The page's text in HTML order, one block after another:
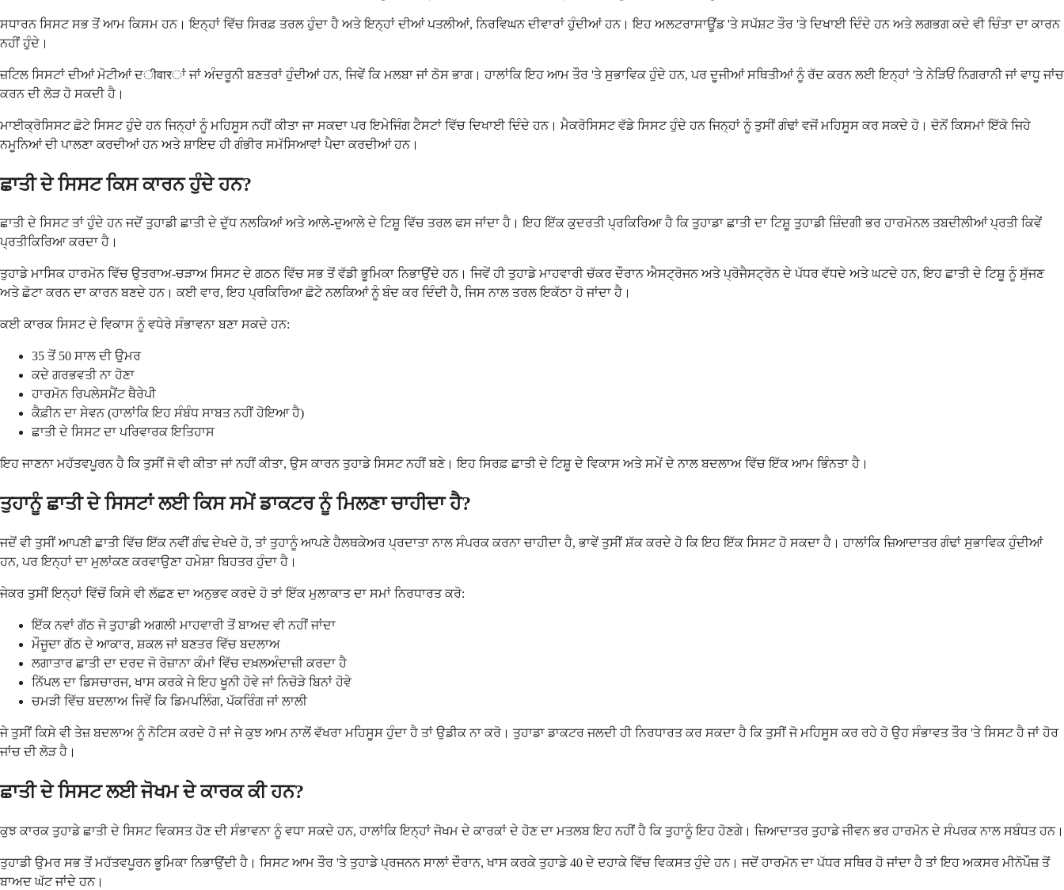
ਸਧਾਰਨ ਸਿਸਟ ਸਭ ਤੋਂ ਆਮ ਕਿਸਮ ਹਨ। ਇਨ੍ਹਾਂ ਵਿੱਚ ਸਿਰਫ਼ ਤਰਲ ਹੁੰਦਾ ਹੈ ਅਤੇ ਇਨ੍ਹਾਂ ਦੀਆਂ ਪਤਲੀਆਂ, ਨਿਰਵਿਘਨ ਦੀਵਾਰਾਂ ਹੁੰਦੀਆਂ ਹਨ। ਇਹ ਅਲਟਰਾਸਾਊਂਡ 'ਤੇ ਸਪੱਸ਼ਟ ਤੌਰ 'ਤੇ ਦਿਖਾਈ ਦਿੰਦੇ ਹਨ ਅਤੇ ਲਗਭਗ ਕਦੇ ਵੀ ਚਿੰਤਾ ਦਾ ਕਾਰਨ
ਨਹੀਂ ਹੁੰਦੇ।
ਜ਼ਟਿਲ ਸਿਸਟਾਂ ਦੀਆਂ ਮੋਟੀਆਂ ਦीवारਾਂ ਜਾਂ ਅੰਦਰੂਨੀ ਬਣਤਰਾਂ ਹੁੰਦੀਆਂ ਹਨ, ਜਿਵੇਂ ਕਿ ਮਲਬਾ ਜਾਂ ਠੋਸ ਭਾਗ। ਹਾਲਾਂਕਿ ਇਹ ਆਮ ਤੌਰ 'ਤੇ ਸੁਭਾਵਿਕ ਹੁੰਦੇ ਹਨ, ਪਰ ਦੂਜੀਆਂ ਸਥਿਤੀਆਂ ਨੂੰ ਰੱਦ ਕਰਨ ਲਈ ਇਨ੍ਹਾਂ 'ਤੇ ਨੇੜਿਓਂ ਨਿਗਰਾਨੀ ਜਾਂ ਵਾਧੂ ਜਾਂਚ
ਕਰਨ ਦੀ ਲੋੜ ਹੋ ਸਕਦੀ ਹੈ।
ਮਾਈਕ੍ਰੋਸਿਸਟ ਛੋਟੇ ਸਿਸਟ ਹੁੰਦੇ ਹਨ ਜਿਨ੍ਹਾਂ ਨੂੰ ਮਹਿਸੂਸ ਨਹੀਂ ਕੀਤਾ ਜਾ ਸਕਦਾ ਪਰ ਇਮੇਜਿੰਗ ਟੈਸਟਾਂ ਵਿੱਚ ਦਿਖਾਈ ਦਿੰਦੇ ਹਨ। ਮੈਕਰੋਸਿਸਟ ਵੱਡੇ ਸਿਸਟ ਹੁੰਦੇ ਹਨ ਜਿਨ੍ਹਾਂ ਨੂੰ ਤੁਸੀਂ ਗੰਢਾਂ ਵਜੋਂ ਮਹਿਸੂਸ ਕਰ ਸਕਦੇ ਹੋ। ਦੋਨੋਂ ਕਿਸਮਾਂ ਇੱਕੋ ਜਿਹੇ
ਨਮੂਨਿਆਂ ਦੀ ਪਾਲਣਾ ਕਰਦੀਆਂ ਹਨ ਅਤੇ ਸ਼ਾਇਦ ਹੀ ਗੰਭੀਰ ਸਮੱਸਿਆਵਾਂ ਪੈਦਾ ਕਰਦੀਆਂ ਹਨ।
ਛਾਤੀ ਦੇ ਸਿਸਟ ਕਿਸ ਕਾਰਨ ਹੁੰਦੇ ਹਨ?
ਛਾਤੀ ਦੇ ਸਿਸਟ ਤਾਂ ਹੁੰਦੇ ਹਨ ਜਦੋਂ ਤੁਹਾਡੀ ਛਾਤੀ ਦੇ ਦੁੱਧ ਨਲਕਿਆਂ ਅਤੇ ਆਲੇ-ਦੁਆਲੇ ਦੇ ਟਿਸ਼ੂ ਵਿੱਚ ਤਰਲ ਫਸ ਜਾਂਦਾ ਹੈ। ਇਹ ਇੱਕ ਕੁਦਰਤੀ ਪ੍ਰਕਿਰਿਆ ਹੈ ਕਿ ਤੁਹਾਡਾ ਛਾਤੀ ਦਾ ਟਿਸ਼ੂ ਤੁਹਾਡੀ ਜ਼ਿੰਦਗੀ ਭਰ ਹਾਰਮੋਨਲ ਤਬਦੀਲੀਆਂ ਪ੍ਰਤੀ ਕਿਵੇਂ
ਪ੍ਰਤੀਕਿਰਿਆ ਕਰਦਾ ਹੈ।
ਤੁਹਾਡੇ ਮਾਸਿਕ ਹਾਰਮੋਨ ਵਿੱਚ ਉਤਰਾਅ-ਚੜਾਅ ਸਿਸਟ ਦੇ ਗਠਨ ਵਿੱਚ ਸਭ ਤੋਂ ਵੱਡੀ ਭੂਮਿਕਾ ਨਿਭਾਉਂਦੇ ਹਨ। ਜਿਵੇਂ ਹੀ ਤੁਹਾਡੇ ਮਾਹਵਾਰੀ ਚੱਕਰ ਦੌਰਾਨ ਐਸਟ੍ਰੋਜਨ ਅਤੇ ਪ੍ਰੋਜੈਸਟ੍ਰੋਨ ਦੇ ਪੱਧਰ ਵੱਧਦੇ ਅਤੇ ਘਟਦੇ ਹਨ, ਇਹ ਛਾਤੀ ਦੇ ਟਿਸ਼ੂ ਨੂੰ ਸੁੱਜਣ
ਅਤੇ ਛੋਟਾ ਕਰਨ ਦਾ ਕਾਰਨ ਬਣਦੇ ਹਨ। ਕਈ ਵਾਰ, ਇਹ ਪ੍ਰਕਿਰਿਆ ਛੋਟੇ ਨਲਕਿਆਂ ਨੂੰ ਬੰਦ ਕਰ ਦਿੰਦੀ ਹੈ, ਜਿਸ ਨਾਲ ਤਰਲ ਇਕੱਠਾ ਹੋ ਜਾਂਦਾ ਹੈ।
ਕਈ ਕਾਰਕ ਸਿਸਟ ਦੇ ਵਿਕਾਸ ਨੂੰ ਵਧੇਰੇ ਸੰਭਾਵਨਾ ਬਣਾ ਸਕਦੇ ਹਨ:
35 ਤੋਂ 50 ਸਾਲ ਦੀ ਉਮਰ
ਕਦੇ ਗਰਭਵਤੀ ਨਾ ਹੋਣਾ
ਹਾਰਮੋਨ ਰਿਪਲੇਸਮੈਂਟ ਥੈਰੇਪੀ
ਕੈਫ਼ੀਨ ਦਾ ਸੇਵਨ (ਹਾਲਾਂਕਿ ਇਹ ਸੰਬੰਧ ਸਾਬਤ ਨਹੀਂ ਹੋਇਆ ਹੈ)
ਛਾਤੀ ਦੇ ਸਿਸਟ ਦਾ ਪਰਿਵਾਰਕ ਇਤਿਹਾਸ
ਇਹ ਜਾਣਨਾ ਮਹੱਤਵਪੂਰਨ ਹੈ ਕਿ ਤੁਸੀਂ ਜੋ ਵੀ ਕੀਤਾ ਜਾਂ ਨਹੀਂ ਕੀਤਾ, ਉਸ ਕਾਰਨ ਤੁਹਾਡੇ ਸਿਸਟ ਨਹੀਂ ਬਣੇ। ਇਹ ਸਿਰਫ਼ ਛਾਤੀ ਦੇ ਟਿਸ਼ੂ ਦੇ ਵਿਕਾਸ ਅਤੇ ਸਮੇਂ ਦੇ ਨਾਲ ਬਦਲਾਅ ਵਿੱਚ ਇੱਕ ਆਮ ਭਿੰਨਤਾ ਹੈ।
ਤੁਹਾਨੂੰ ਛਾਤੀ ਦੇ ਸਿਸਟਾਂ ਲਈ ਕਿਸ ਸਮੇਂ ਡਾਕਟਰ ਨੂੰ ਮਿਲਣਾ ਚਾਹੀਦਾ ਹੈ?
ਜਦੋਂ ਵੀ ਤੁਸੀਂ ਆਪਣੀ ਛਾਤੀ ਵਿੱਚ ਇੱਕ ਨਵੀਂ ਗੰਢ ਦੇਖਦੇ ਹੋ, ਤਾਂ ਤੁਹਾਨੂੰ ਆਪਣੇ ਹੈਲਥਕੇਅਰ ਪ੍ਰਦਾਤਾ ਨਾਲ ਸੰਪਰਕ ਕਰਨਾ ਚਾਹੀਦਾ ਹੈ, ਭਾਵੇਂ ਤੁਸੀਂ ਸ਼ੱਕ ਕਰਦੇ ਹੋ ਕਿ ਇਹ ਇੱਕ ਸਿਸਟ ਹੋ ਸਕਦਾ ਹੈ। ਹਾਲਾਂਕਿ ਜ਼ਿਆਦਾਤਰ ਗੰਢਾਂ ਸੁਭਾਵਿਕ ਹੁੰਦੀਆਂ
ਹਨ, ਪਰ ਇਨ੍ਹਾਂ ਦਾ ਮੁਲਾਂਕਣ ਕਰਵਾਉਣਾ ਹਮੇਸ਼ਾ ਬਿਹਤਰ ਹੁੰਦਾ ਹੈ।
ਜੇਕਰ ਤੁਸੀਂ ਇਨ੍ਹਾਂ ਵਿੱਚੋਂ ਕਿਸੇ ਵੀ ਲੱਛਣ ਦਾ ਅਨੁਭਵ ਕਰਦੇ ਹੋ ਤਾਂ ਇੱਕ ਮੁਲਾਕਾਤ ਦਾ ਸਮਾਂ ਨਿਰਧਾਰਤ ਕਰੋ:
ਇੱਕ ਨਵਾਂ ਗੱਠ ਜੋ ਤੁਹਾਡੀ ਅਗਲੀ ਮਾਹਵਾਰੀ ਤੋਂ ਬਾਅਦ ਵੀ ਨਹੀਂ ਜਾਂਦਾ
ਮੌਜੂਦਾ ਗੱਠ ਦੇ ਆਕਾਰ, ਸ਼ਕਲ ਜਾਂ ਬਣਤਰ ਵਿੱਚ ਬਦਲਾਅ
ਲਗਾਤਾਰ ਛਾਤੀ ਦਾ ਦਰਦ ਜੋ ਰੋਜ਼ਾਨਾ ਕੰਮਾਂ ਵਿੱਚ ਦਖ਼ਲਅੰਦਾਜ਼ੀ ਕਰਦਾ ਹੈ
ਨਿੱਪਲ ਦਾ ਡਿਸਚਾਰਜ, ਖਾਸ ਕਰਕੇ ਜੇ ਇਹ ਖੂਨੀ ਹੋਵੇ ਜਾਂ ਨਿਚੋੜੇ ਬਿਨਾਂ ਹੋਵੇ
ਚਮੜੀ ਵਿੱਚ ਬਦਲਾਅ ਜਿਵੇਂ ਕਿ ਡਿਮਪਲਿੰਗ, ਪੱਕਰਿੰਗ ਜਾਂ ਲਾਲੀ
ਜੇ ਤੁਸੀਂ ਕਿਸੇ ਵੀ ਤੇਜ਼ ਬਦਲਾਅ ਨੂੰ ਨੋਟਿਸ ਕਰਦੇ ਹੋ ਜਾਂ ਜੇ ਕੁਝ ਆਮ ਨਾਲੋਂ ਵੱਖਰਾ ਮਹਿਸੂਸ ਹੁੰਦਾ ਹੈ ਤਾਂ ਉਡੀਕ ਨਾ ਕਰੋ। ਤੁਹਾਡਾ ਡਾਕਟਰ ਜਲਦੀ ਹੀ ਨਿਰਧਾਰਤ ਕਰ ਸਕਦਾ ਹੈ ਕਿ ਤੁਸੀਂ ਜੋ ਮਹਿਸੂਸ ਕਰ ਰਹੇ ਹੋ ਉਹ ਸੰਭਾਵਤ ਤੌਰ 'ਤੇ ਸਿਸਟ ਹੈ ਜਾਂ ਹੋਰ
ਜਾਂਚ ਦੀ ਲੋੜ ਹੈ।
ਛਾਤੀ ਦੇ ਸਿਸਟ ਲਈ ਜੋਖਮ ਦੇ ਕਾਰਕ ਕੀ ਹਨ?
ਕੁਝ ਕਾਰਕ ਤੁਹਾਡੇ ਛਾਤੀ ਦੇ ਸਿਸਟ ਵਿਕਸਤ ਹੋਣ ਦੀ ਸੰਭਾਵਨਾ ਨੂੰ ਵਧਾ ਸਕਦੇ ਹਨ, ਹਾਲਾਂਕਿ ਇਨ੍ਹਾਂ ਜੋਖਮ ਦੇ ਕਾਰਕਾਂ ਦੇ ਹੋਣ ਦਾ ਮਤਲਬ ਇਹ ਨਹੀਂ ਹੈ ਕਿ ਤੁਹਾਨੂੰ ਇਹ ਹੋਣਗੇ। ਜ਼ਿਆਦਾਤਰ ਤੁਹਾਡੇ ਜੀਵਨ ਭਰ ਹਾਰਮੋਨ ਦੇ ਸੰਪਰਕ ਨਾਲ ਸਬੰਧਤ ਹਨ।
ਤੁਹਾਡੀ ਉਮਰ ਸਭ ਤੋਂ ਮਹੱਤਵਪੂਰਨ ਭੂਮਿਕਾ ਨਿਭਾਉਂਦੀ ਹੈ। ਸਿਸਟ ਆਮ ਤੌਰ 'ਤੇ ਤੁਹਾਡੇ ਪ੍ਰਜਨਨ ਸਾਲਾਂ ਦੌਰਾਨ, ਖਾਸ ਕਰਕੇ ਤੁਹਾਡੇ 40 ਦੇ ਦਹਾਕੇ ਵਿੱਚ ਵਿਕਸਤ ਹੁੰਦੇ ਹਨ। ਜਦੋਂ ਹਾਰਮੋਨ ਦਾ ਪੱਧਰ ਸਥਿਰ ਹੋ ਜਾਂਦਾ ਹੈ ਤਾਂ ਇਹ ਅਕਸਰ ਮੀਨੋਪੌਜ਼ ਤੋਂ
ਬਾਅਦ ਘੱਟ ਜਾਂਦੇ ਹਨ।